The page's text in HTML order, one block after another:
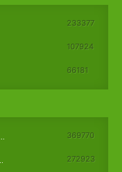
233377
107924
66181
369770
272923